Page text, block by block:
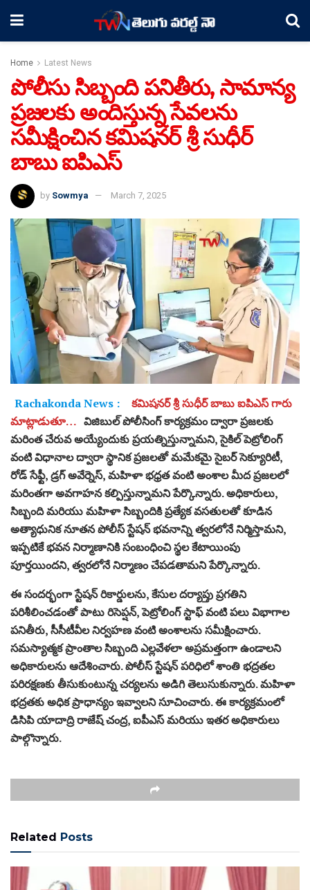
Home Latest News
పోలీసు సిబ్బంది పనితీరు, సామాన్య
ప్రజలకు అందిస్తున్న సేవలను
సమీక్షించిన కమిషనర్ శ్రీ సుధీర్
బాబు ఐపిఎస్
by Sowmya March 7, 2025
Rachakonda News :
కమిషనర్ శ్రీ సుధీర్ బాబు ఐపిఎస్ గారు
మాట్లాడుతూ… విజిబుల్ పోలీసింగ్ కార్యక్రమం ద్వారా ప్రజలకు
మరింత చేరువ అయ్యేందుకు ప్రయత్నిస్తున్నామని, సైకిల్ పెట్రోలింగ్
వంటి విధానాల ద్వారా స్థానిక ప్రజలతో మమేకమై సైబర్ సెక్యూరిటీ,
రోడ్ సేఫ్టీ, డ్రగ్ అవేర్నెస్, మహిళా భధ్రత వంటి అంశాల మీద ప్రజలలో
మరింతగా అవగాహన కల్పిస్తున్నామని పేర్కొన్నారు. అధికారులు,
సిబ్బంది మరియు మహిళా సిబ్బందికి ప్రత్యేక వసతులతో కూడిన
అత్యాధునిక నూతన పోలీస్ స్టేషన్ భవనాన్ని త్వరలోనే నిర్మిస్తామని,
ఇప్పటికే భవన నిర్మాణానికి సంబంధించి స్థల కేటాయింపు
పూర్తయిందని, త్వరలోనే నిర్మాణం చేపడతామని పేర్కొన్నారు.
ఈ సందర్భంగా స్టేషన్ రికార్డులను, కేసుల దర్యాప్తు ప్రగతిని
పరిశీలించడంతో పాటు రిసెప్షన్, పెట్రోలింగ్ స్టాఫ్ వంటి పలు విభాగాల
పనితీరు, సీసీటీవీల నిర్వహణ వంటి అంశాలను సమీక్షించారు.
సమస్యాత్మక ప్రాంతాల సిబ్బంది ఎల్లవేళలా అప్రమత్తంగా ఉండాలని
అధికారులను ఆదేశించారు. పోలీస్ స్టేషన్ పరిధిలో శాంతి భద్రతల
పరిరక్షణకు తీసుకుంటున్న చర్యలను అడిగి తెలుసుకున్నారు. మహిళా
భద్రతకు అధిక ప్రాధాన్యం ఇవ్వాలని సూచించారు. ఈ కార్యక్రమంలో
డిసిపి యాదాద్రి రాజేష్ చంద్ర, ఐపీఎస్ మరియు ఇతర అధికారులు
పాల్గొన్నారు.
Related Posts